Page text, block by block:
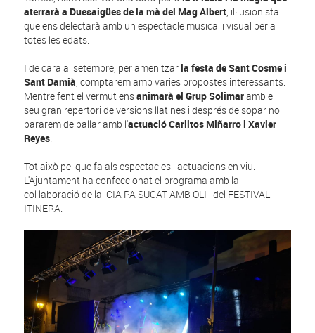
aterrarà a Duesaigües de la mà del Mag Albert , il·lusionista
que ens delectarà amb un espectacle musical i visual per a
totes les edats.
I de cara al setembre, per amenitzarla festa de Sant Cosme i
Sant Damià , comptarem amb varies propostes interessants.
Mentre fent el vermut ensanimarà el Grup Solimaramb el
seu gran repertori de versions llatines i després de sopar no
pararem de ballar amb l'actuació Carlitos Miñarro i Xavier
Reyes
Tot això pel que fa als espectacles i actuacions en viu.
L'Ajuntament ha confeccionat el programa amb la
col·laboració de la CIA PA SUCAT AMB OLI i del FESTIVAL
ITINERA.